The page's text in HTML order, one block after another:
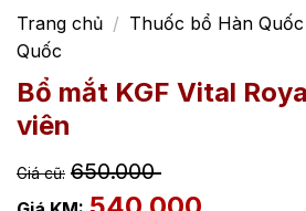
Trang chủ / Thuốc bổ Hàn Quốc
Quốc
Bổ mắt KGF Vital
viên
650.000